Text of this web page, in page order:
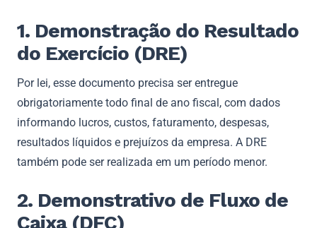
1. Demonstração do Resultado
do Exercício (DRE)
Por lei, esse documento precisa ser entregue
obrigatoriamente todo final de ano fiscal, com dados
informando lucros, custos, faturamento, despesas,
resultados líquidos e prejuízos da empresa. A DRE
também pode ser realizada em um período menor.
2. Demonstrativo de Fluxo de
Caixa (DFC)